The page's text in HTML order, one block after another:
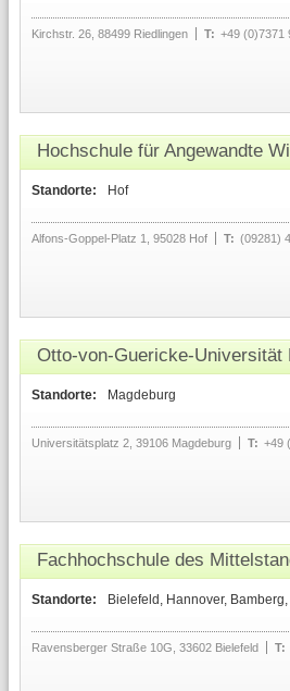
Kirchstr. 26, 88499 Riedlingen T: +49 (0)7371
Hochschule für Angewandte
Standorte: Hof
Alfons-Goppel-Platz 1, 95028 Hof T: (09281)
Otto-von-Guericke-Universität
Standorte: Magdeburg
Universitätsplatz 2, 39106 Magdeburg T: +49
Fachhochschule des
Standorte: Bielefeld, Hannover,
Ravensberger Straße 10G, 33602 Bielefeld T: